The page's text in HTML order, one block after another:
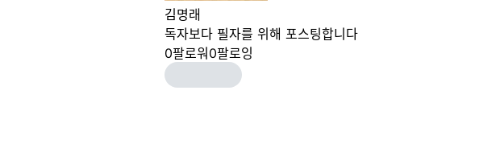
김명래
독자보다 필자를 위해 포스팅합니다
0팔로워 0팔로잉